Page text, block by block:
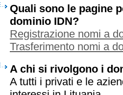
Quali sono le pagine
dominio IDN?
Registrazione nomi a
Trasferimento nomi a
A chi si rivolgono i
A tutti i privati e le